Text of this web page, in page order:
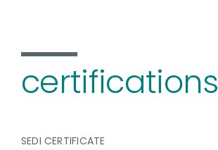
certifications
SEDI CERTIFICATE